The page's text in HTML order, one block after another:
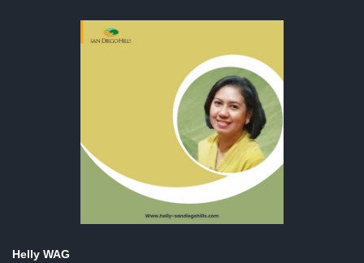
Helly WAG